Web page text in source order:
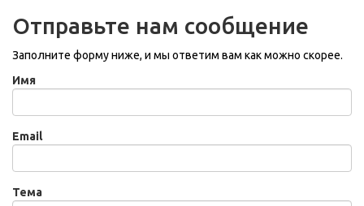
Отправьте нам сообщение
Заполните форму ниже, и мы ответим вам как можно скорее.
Имя
Email
Тема